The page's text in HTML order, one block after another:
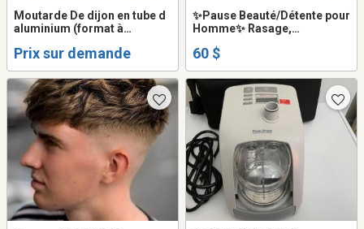
Moutarde De dijon en tube d
aluminium (format à
Prix sur demande
✨Pause Beauté/Détente pour
Homme✨ Rasage,
60 $